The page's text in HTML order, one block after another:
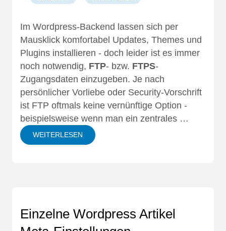
Im Wordpress-Backend lassen sich per
Mausklick komfortabel Updates, Themes und
Plugins installieren - doch leider ist es immer
noch notwendig, FTP- bzw. FTPS-
Zugangsdaten einzugeben. Je nach
persönlicher Vorliebe oder Security-Vorschrift
ist FTP oftmals keine vernünftige Option -
beispielsweise wenn man ein zentrales …
WEITERLESEN
Einzelne Wordpress Artikel